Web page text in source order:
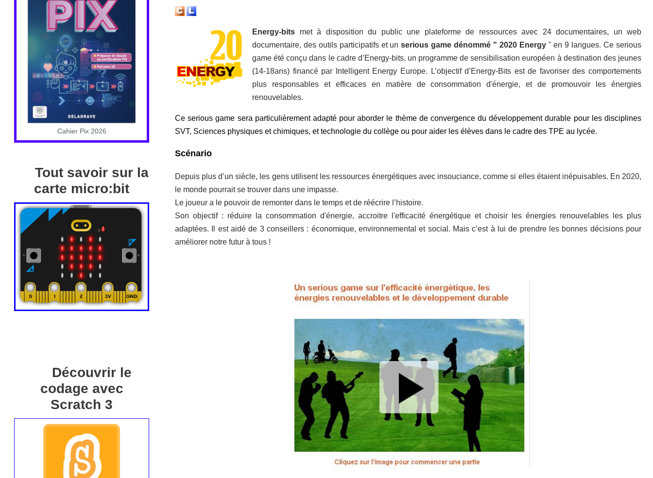
Cahier Pix 2026
Tout savoir sur la
carte micro:bit
Découvrir le
codage avec
Scratch 3
Energy-bits met à disposition du public une plateforme de ressources avec 24 documentaires, un web
documentaire, des outils participatifs et unserious game dénommé " 2020 Energy" en 9 langues. Ce serious
game été conçu dans le cadre d’Energy-bits, un programme de sensibilisation européen à destination des jeunes
(14-18ans) financé par Intelligent Energy Europe. L’objectif d’Energy-Bits est de favoriser des comportements
plus responsables et efficaces en matière de consommation d'énergie, et de promouvoir les énergies
renouvelables.
Ce serious game sera particulièrement adapté pour aborder le thème de convergence du développement durable pour les disciplines
SVT, Sciences physiques et chimiques, et technologie du collège ou pour aider les élèves dans le cadre des TPE au lycée.
Scénario
Depuis plus d’un siècle, les gens utilisent les ressources énergétiques avec insouciance, comme si elles étaient inépuisables. En 2020,
le monde pourrait se trouver dans une impasse.
Le joueur a le pouvoir de remonter dans le temps et de réécrire l’histoire.
Son objectif : réduire la consommation d'énergie, accroitre l'efficacité énergétique et choisir les énergies renouvelables les plus
adaptées. Il est aidé de 3 conseillers : économique, environnemental et social. Mais c’est à lui de prendre les bonnes décisions pour
améliorer notre futur à tous !